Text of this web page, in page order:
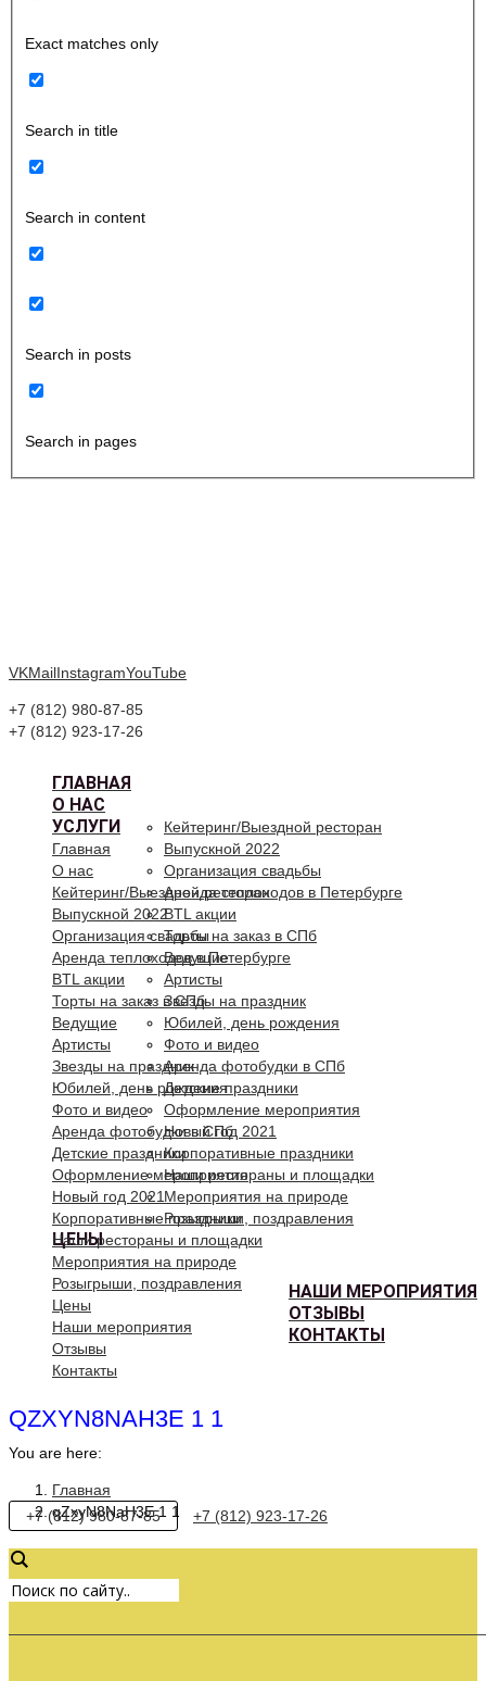
Exact matches only
Search in title
Search in content
Search in posts
Search in pages
VKMailInstagramYouTube
+7 (812) 980-87-85
+7 (812) 923-17-26
ГЛАВНАЯ
О НАС
УСЛУГИ
Кейтеринг/Выездной ресторан
Выпускной 2022
Организация свадьбы
Аренда теплоходов в Петербурге
BTL акции
Торты на заказ в СПб
Ведущие
Артисты
Звезды на праздник
Юбилей, день рождения
Фото и видео
Аренда фотобудки в СПб
Детские праздники
Оформление мероприятия
Новый год 2021
Корпоративные праздники
Наши рестораны и площадки
Мероприятия на природе
Розыгрыши, поздравления
ЦЕНЫ
НАШИ МЕРОПРИЯТИЯ
ОТЗЫВЫ
КОНТАКТЫ
Главная
О нас
Кейтеринг/Выездной ресторан
Выпускной 2022
Организация свадьбы
Аренда теплоходов в Петербурге
BTL акции
Торты на заказ в СПб
Ведущие
Артисты
Звезды на праздник
Юбилей, день рождения
Фото и видео
Аренда фотобудки в СПб
Детские праздники
Оформление мероприятия
Новый год 2021
Корпоративные праздники
Наши рестораны и площадки
Мероприятия на природе
Розыгрыши, поздравления
Цены
Наши мероприятия
Отзывы
Контакты
QZXYN8NAH3E 1 1
You are here:
Главная
qZxyN8NaH3E 1 1
+7 (812) 980-87-85 +7 (812) 923-17-26